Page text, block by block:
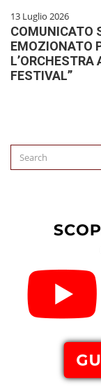
13 Luglio 2026
COMUNICATO
EMOZIONATO
L’ORCHESTRA
FESTIVAL”
Search
for: